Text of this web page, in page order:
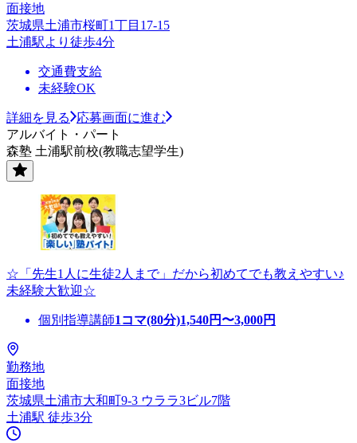
面接地
茨城県土浦市桜町1丁目17‐15
土浦駅より徒歩4分
交通費支給
未経験OK
詳細を見る
応募画面に進む
アルバイト・パート
森塾 土浦駅前校(教職志望学生)
☆「先生1人に生徒2人まで」だから初めてでも教えやすい♪
未経験大歓迎☆
個別指導講師1コマ(80分)1,540円〜3,000円
勤務地
面接地
茨城県土浦市大和町9-3 ウララ3ビル7階
土浦駅 徒歩3分